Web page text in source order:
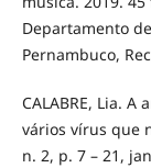
Departamento
Pernambuco,
CALABRE, Lia.
vários vírus que
n. 2, p. 7 – 21,